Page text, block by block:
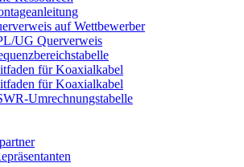
auf Wettbewerber
UG Querverweis
für Koaxialkabel
für Koaxialkabel
Umrechnungstabelle